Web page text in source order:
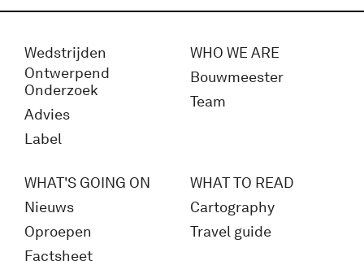
Wedstrijden
Ontwerpend
Onderzoek
Advies
Label
WHO WE ARE
Bouwmeester
Team
WHAT'S GOING ON
Nieuws
Oproepen
Factsheet
WHAT TO READ
Cartography
Travel guide